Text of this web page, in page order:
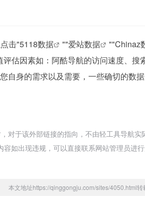
击"5118数据 ""爱站数据 ""Chinaz
估因素如：阿酷导航的访问速度、搜
自身的需求以及需要，一些确切的数
对于该外部链接的指向，不由轻工具导航实
如出现违规，可以直接联系网站管理员进
本文地址https://qinggongju.com/sites/4050.html转